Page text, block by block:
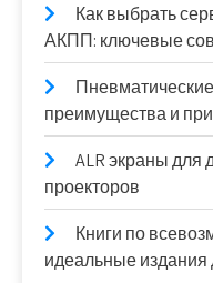
Как выбрать
АКПП: ключевые
преимущества и
ALR экраны
проекторов
Книги по
идеальные издания